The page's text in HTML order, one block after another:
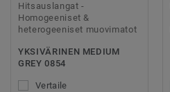
Hitsauslangat -
Homogeeniset &
heterogeeniset muovimatot
YKSIVÄRINEN MEDIUM
GREY 0854
Vertaile